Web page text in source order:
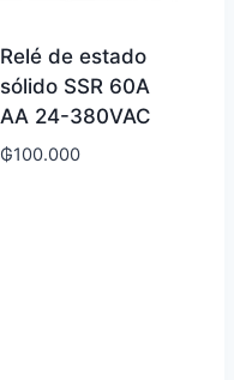
Relé de estado
sólido SSR 60A
AA 24-380VAC
₲100.000